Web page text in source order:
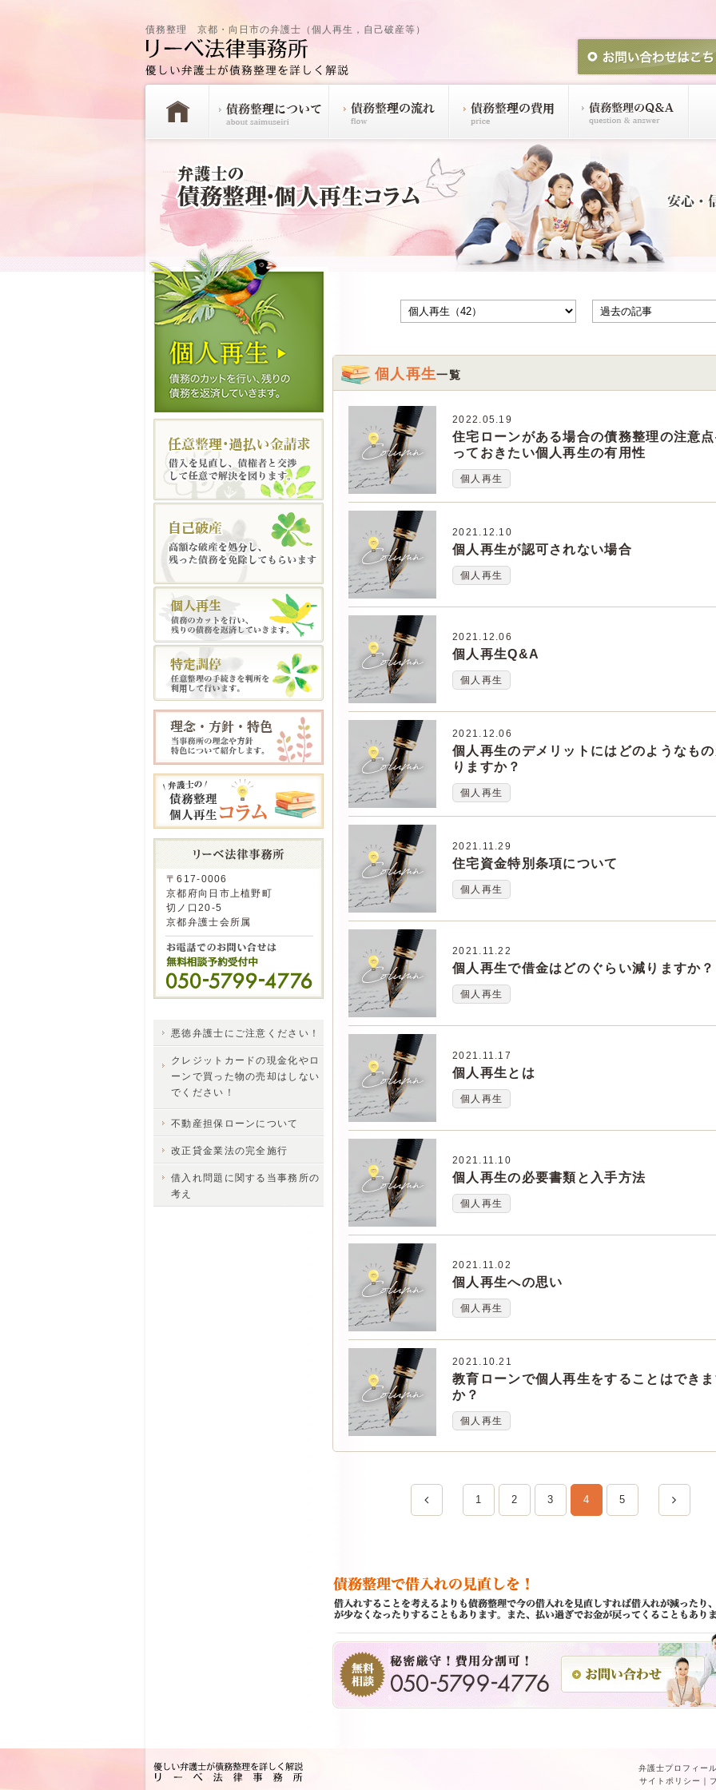
債務整理 京都・向日市の弁護士（個人再生，自己破産等）
〒617-0006
京都府向日市上植野町
切ノ口20-5
京都弁護士会所属
悪徳弁護士にご注意ください！
クレジットカードの現金化やロ
ーンで買った物の売却はしない
でください！
不動産担保ローンについて
改正貸金業法の完全施行
借入れ問題に関する当事務所の
考え
個人再生一覧
2022.05.19
住宅ローンがある場合の債務整理の注意
っておきたい個人再生の有用性
個人再生
2021.12.10
個人再生が認可されない場合
個人再生
2021.12.06
個人再生Q&A
個人再生
2021.12.06
個人再生のデメリットにはどのようなも
りますか？
個人再生
2021.11.29
住宅資金特別条項について
個人再生
2021.11.22
個人再生で借金はどのぐらい減りますか？
個人再生
2021.11.17
個人再生とは
個人再生
2021.11.10
個人再生の必要書類と入手方法
個人再生
2021.11.02
個人再生への思い
個人再生
2021.10.21
教育ローンで個人再生をすることはでき
か？
個人再生
1 2 3 4 5
弁護士プロフィー
サイトポリシー ｜